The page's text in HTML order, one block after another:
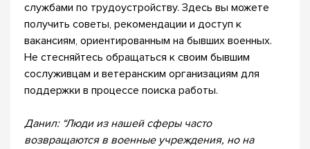
службами по трудоустройству. Здесь вы можете
получить советы, рекомендации и доступ к
вакансиям, ориентированным на бывших военных.
Не стесняйтесь обращаться к своим бывшим
сослуживцам и ветеранским организациям для
поддержки в процессе поиска работы.
Данил: “Люди из нашей сферы часто
возвращаются в военные учреждения, но на